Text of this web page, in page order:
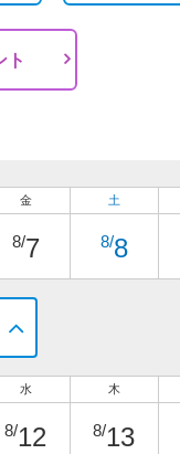
ト
金
8/7
土
8/8
水
8/12
木
8/13